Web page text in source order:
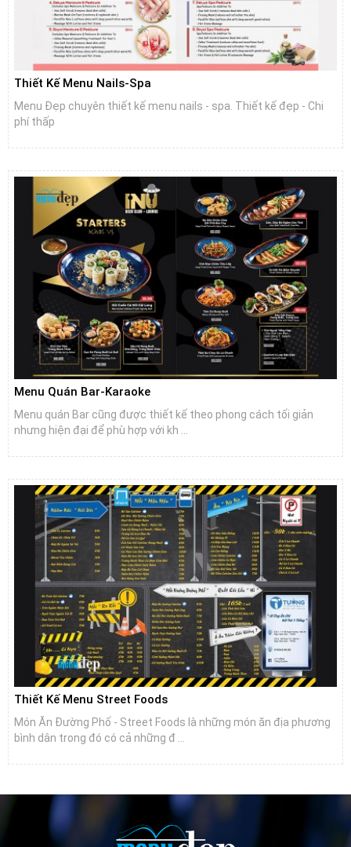
Thiết Kế Menu Nails-Spa
Menu Đẹp chuyên thiết kế menu nails - spa. Thiết kế đẹp - Chi
phí thấp
Menu Quán Bar-Karaoke
Menu quán Bar cũng được thiết kế theo phong cách tối giản
nhưng hiện đại để phù hợp với kh ...
Thiết Kế Menu Street Foods
Món Ăn Đường Phố - Street Foods là những món ăn địa phương
bình dân trong đó có cả những đ ...